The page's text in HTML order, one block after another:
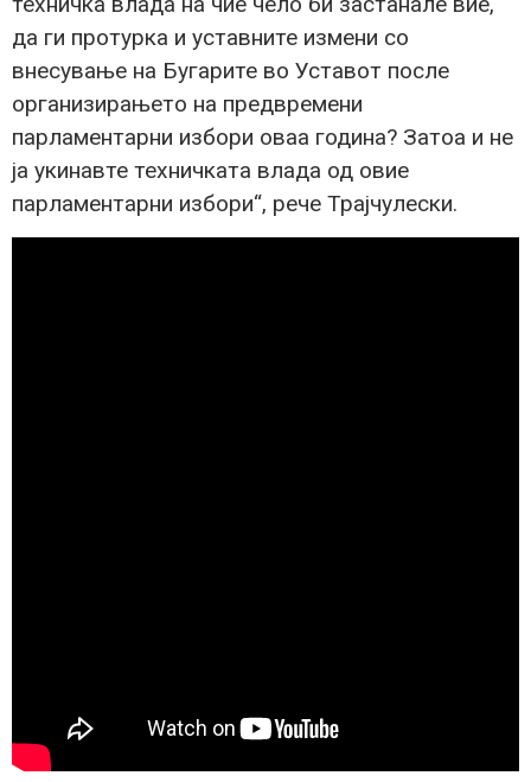
да ги протурка и уставните измени со
внесување на Бугарите во Уставот после
организирањето на предвремени
парламентарни избори оваа година? Затоа и не
ја укинавте техничката влада од овие
парламентарни избори“, рече Трајчулески.